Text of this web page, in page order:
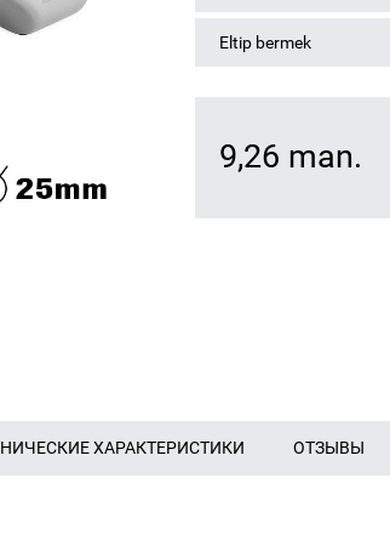
Eltip bermek
9,26 man.
ХАРАКТЕРИСТИКИ ОТЗЫВЫ